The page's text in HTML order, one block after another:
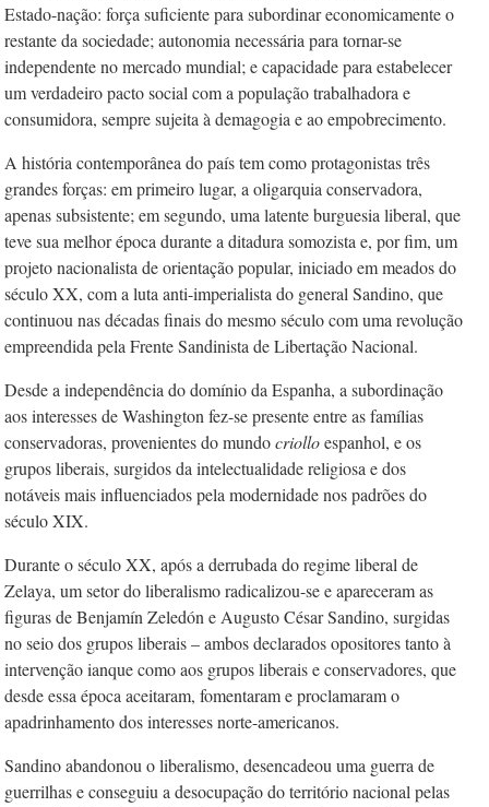
Estado-nação: força suficiente para subordinar economicamente o
restante da sociedade; autonomia necessária para tornar-se
independente no mercado mundial; e capacidade para estabelecer
um verdadeiro pacto social com a população trabalhadora e
consumidora, sempre sujeita à demagogia e ao empobrecimento.
A história contemporânea do país tem como protagonistas três
grandes forças: em primeiro lugar, a oligarquia conservadora,
apenas subsistente; em segundo, uma latente burguesia liberal, que
teve sua melhor época durante a ditadura somozista e, por fim, um
projeto nacionalista de orientação popular, iniciado em meados do
século XX, com a luta anti-imperialista do general Sandino, que
continuou nas décadas finais do mesmo século com uma revolução
empreendida pela Frente Sandinista de Libertação Nacional.
Desde a independência do domínio da Espanha, a subordinação
aos interesses de Washington fez-se presente entre as famílias
conservadoras, provenientes do mundocriolloespanhol, e os
grupos liberais, surgidos da intelectualidade religiosa e dos
notáveis mais influenciados pela modernidade nos padrões do
século XIX.
Durante o século XX, após a derrubada do regime liberal de
Zelaya, um setor do liberalismo radicalizou-se e apareceram as
figuras de Benjamín Zeledón e Augusto César Sandino, surgidas
no seio dos grupos liberais – ambos declarados opositores tanto à
intervenção ianque como aos grupos liberais e conservadores, que
desde essa época aceitaram, fomentaram e proclamaram o
apadrinhamento dos interesses norte-americanos.
Sandino abandonou o liberalismo, desencadeou uma guerra de
guerrilhas e conseguiu a desocupação do território nacional pelas